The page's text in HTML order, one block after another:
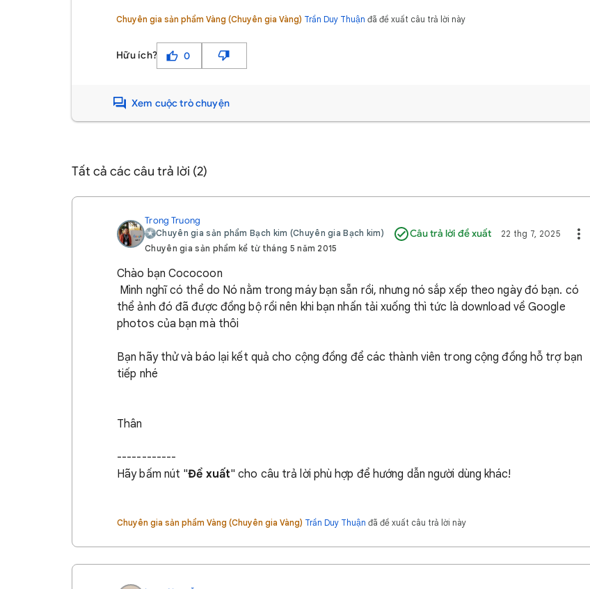
Chuyên gia sản phẩm Vàng (Chuyên gia Vàng) Trần Duy Thuận đã đề xuất câu trả lời này
Hữu ích? 0
Xem cuộc trò chuyện
Tất cả các câu trả lời (2)
Trong Truong
Chuyên gia sản phẩm Bạch kim (Chuyên gia Bạch kim)
Chuyên gia sản phẩm kể từ tháng 5 năm 2015
Câu trả lời đề xuất 22 thg 7, 2025
Chào bạn Cococoon
Mình nghĩ có thể do Nó nằm trong máy bạn sẵn rồi, nhưng nó sắp xếp theo ngày đó bạn. có
thể ảnh đó đã được đồng bộ rồi nên khi bạn nhấn tải xuống thì tức là download về Google
photos của bạn mà thôi
Bạn hãy thử và báo lại kết quả cho cộng đồng để các thành viên trong cộng đồng hỗ trợ bạn
tiếp nhé
Thân
------------
Hãy bấm nút "Đề xuất" cho câu trả lời phù hợp để hướng dẫn người dùng khác!
Chuyên gia sản phẩm Vàng (Chuyên gia Vàng) Trần Duy Thuận đã đề xuất câu trả lời này